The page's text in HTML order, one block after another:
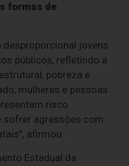
formas de
desproporcional jovens
públicos, refletindo a
pobreza e
mulheres e pessoas
risco
agressões com
afirmou.
Estadual da